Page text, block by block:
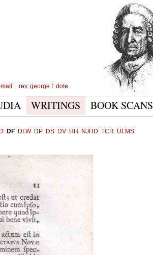
rev. george f. dole
WRITINGS
BOOK SCANS
DF DLW DP DS DV HH NJHD TCR ULMS